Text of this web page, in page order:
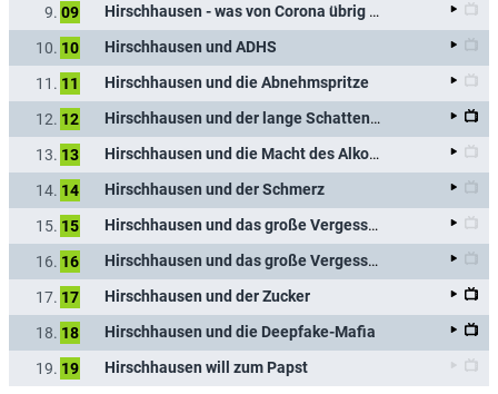
9. 09 Hirschhausen - was von Corona übrig bleibt
10. 10 Hirschhausen und ADHS
11. 11 Hirschhausen und die Abnehmspritze
12. 12 Hirschhausen und der lange Schatten von Corona
13. 13 Hirschhausen und die Macht des Alkohols
14. 14 Hirschhausen und der Schmerz
15. 15 Hirschhausen und das große Vergessen - Habe ich Demenz?
16. 16 Hirschhausen und das große Vergessen - Kann ich Demenz aufhalten?
17. 17 Hirschhausen und der Zucker
18. 18 Hirschhausen und die Deepfake-Mafia
19. 19 Hirschhausen will zum Papst